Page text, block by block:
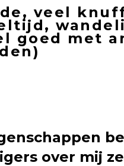
veel
goed met
over mij